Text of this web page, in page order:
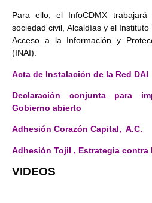
Para ello, el InfoCDMX
sociedad civil, Alcaldías y el
Acceso a la Información y
(INAI).
Acta de Instalación de la Red DAI
Declaración conjunta para
Gobierno abierto
Adhesión Corazón Capital, A.C.
Adhesión Tojil , Estrategia contra
VIDEOS